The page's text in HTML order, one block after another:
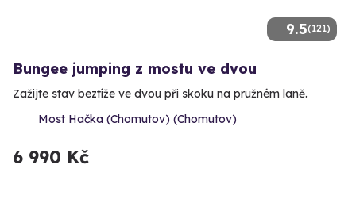
9.5(121)
Bungee jumping z mostu ve dvou
Zažijte stav beztíže ve dvou při skoku na pružném laně.
Most Hačka (Chomutov) (Chomutov)
6 990 Kč